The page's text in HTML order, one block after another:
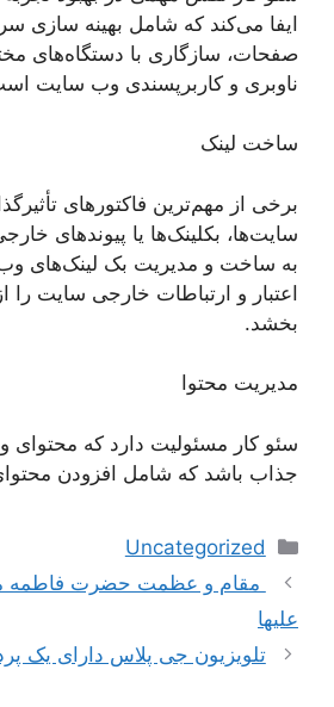
ایفا می‌کند که شامل بهینه سازی
صفحات، سازگاری با دستگاه‌های
ناوبری و کاربرپسندی وب سایت
ساخت لینک
برخی از مهم‌ترین فاکتورهای
سایت‌ها، بکلینک‌ها یا پیوندهای
به ساخت و مدیریت بک لینک‌های
اعتبار و ارتباطات خارجی سایت را
بخشد.
مدیریت محتوا
سئو کار مسئولیت دارد که
جذاب باشد که شامل افزودن
دسته‌ها
Uncategorized
ناوبری
نوشته‌ها
مقام و عظمت حضرت فاطمه
عليها
تلویزیون جی پلاس دارای یک پردازنده ۴